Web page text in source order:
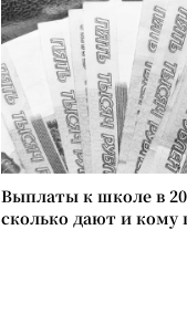
Выплаты к школе в
сколько дают и